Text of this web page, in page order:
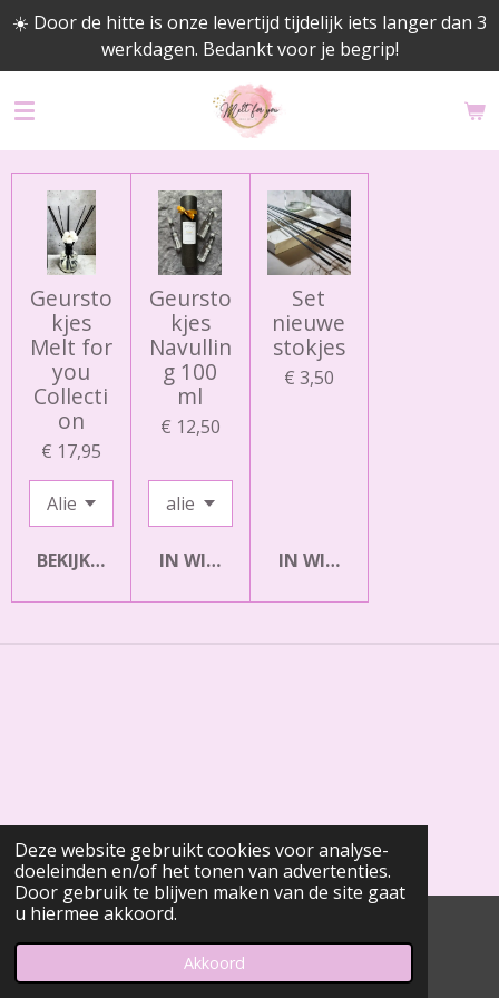
Deze website gebruikt cookies voor analyse-
doeleinden en/of het tonen van advertenties.
Door gebruik te blijven maken van de site gaat
u hiermee akkoord.
Akkoord
Ga
naar
de
☀️ Door de hitte is onze levertijd tijdelijk iets langer dan 3
werkdagen. Bedankt voor je begrip!
Geursto
kjes
Melt for
you
Collecti
on
€ 17,95
BEKIJK DETAILS
Geursto
kjes
Navullin
g 100
ml
€ 12,50
IN WINKELWAGEN
Set
nieuwe
stokjes
€ 3,50
IN WINKELWAGEN